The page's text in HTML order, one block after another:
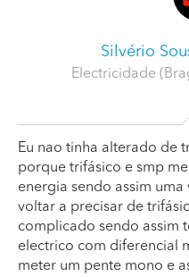
Silvério
Electricidade
Eu nao tinha alterado de
porque trifásico e smp
energia sendo assim uma
voltar a precisar de
complicado sendo assim
electrico com diferencial
meter um pente mono e